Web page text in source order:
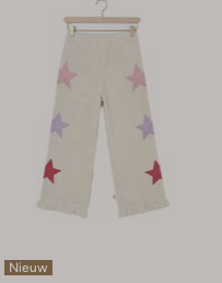
Nieuw